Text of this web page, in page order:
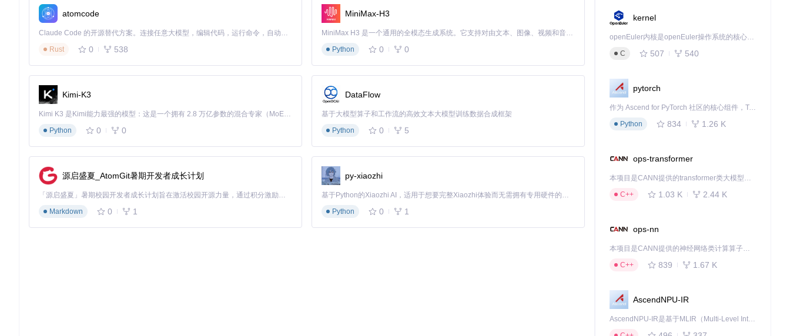
Fast_GICP作为点云配准领域的关键技术之一，常与其他机器人导航或SLAM系统结合。例如，它可用于增强HDLENVS（高清地图环境）的构建，或是作
为ROS（Robot Operating System）生态系统中的一员，为机器人提供即时定位与建图（SLAM）的能力。虽然Fast_GICP本身侧重于前端的配准优化，
未内置完整的后端处理模块，但它能很好地集成到各种SLAM框架中，如hdl_graph_slam或ORB-SLAM，提升这些系统的配准环节性能。
以上内容构成了Fast_GICP的基本使用指南，详细的应用调整和优化策略还需参考项目的官方文档及社区讨论，以最大化利用其潜能。
A collection of GICP-based fast point cloud registration algorithms
atomcode
Claude Code 的开源替代方案。连接任意大模型，编辑代码，运行命令，自动验证 — 全自动执行。用 Rust 构建，极致性能。 ｜ An open-source alternative to Claude Code. Connect any LLM, edit code, run commands, and verify changes — autonomously. Built in Rust for speed. Get Started
Rust
0 538
MiniMax-H3
MiniMax H3 是一个通用的全模态生成系统。它支持对由文本、图像、视频和音频组成的多模态上下文进行统一理解，并能生成分辨率高达 2K、时长可达 15 秒的带原生立体声音频的视频。得益于面向任务泛化的系统设计，H3 在预训练阶段就已具备广泛的多模态上下文理解与生成能力，能够出色地执行复杂的多模态指令。
Python
0 0
Kimi-K3
Kimi K3 是Kimi能力最强的模型：这是一个拥有 2.8 万亿参数的混合专家（MoE）模型，具备原生视觉理解能力，并支持 100 万 token 的上下文窗口。
Python
0 0
DataFlow
基于大模型算子和工作流的高效文本大模型训练数据合成框架
Python
0 5
源启盛夏_AtomGit暑期开发者成长计划
「源启盛夏」暑期校园开发者成长计划旨在激活校园开源力量，通过积分激励、认证扶持、资源倾斜等形式，引导高校组织和开发者完成「入驻 — 建项目 — 做贡献 — 获认证 — 得资源」的完整闭环。无论你是想带领社团入驻平台的组织者，还是希望用代码贡献证明自己的开发者，都能在这里找到属于你的成长路径。
Markdown
0 1
py-xiaozhi
基于Python的Xiaozhi AI，适用于想要完整Xiaozhi体验而无需拥有专用硬件的用户。
Python
0 1
kernel
openEuler内核是openEuler操作系统的核心，既是系统性能与稳定性的基石，也是连接处理器、设备与服务的桥梁。
C
507 540
pytorch
作为 Ascend for PyTorch 社区的核心组件，TorchNPU 是昇腾专为 PyTorch 打造的深度学习适配插件，使 PyTorch 框架能够直接调用昇腾 NPU，为开发者提供昇腾 AI 处理器的超强算力。
Python
834 1.26 K
ops-transformer
本项目是CANN提供的transformer类大模型算子库，实现网络在NPU上加速计算。
C++
1.03 K 2.44 K
ops-nn
本项目是CANN提供的神经网络类计算算子库，实现网络在NPU上加速计算。
C++
839 1.67 K
AscendNPU-IR
AscendNPU-IR是基于MLIR（Multi-Level Intermediate Representation）构建的，面向昇腾亲和算子编译时使用的中间表示，提供昇腾完备表达能力，通过编译优化提升昇腾AI处理器计算效率，支持通过生态框架使能昇腾AI处理器与深度调优